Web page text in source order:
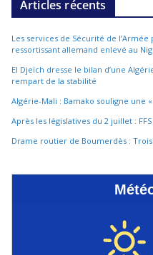
Articles récents
Les services de Sécurité de
ressortissant allemand enlevé au
El Djeïch dresse le bilan d’une
rempart de la stabilité
Algérie-Mali : Bamako souligne une
Après les législatives du 2 juillet :
Drame routier de Boumerdès :